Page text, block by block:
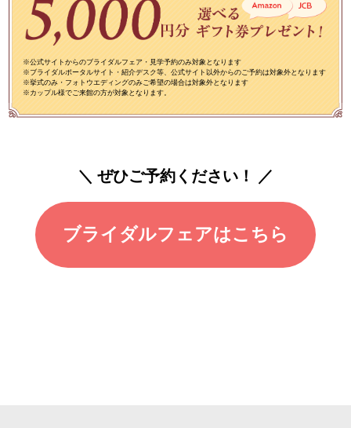
※公式サイトからのブライダルフェア・見学予約のみ対象となります
※ブライダルポータルサイト・紹介デスク等、公式サイト以外からのご予約は対象外となります
※挙式のみ・フォトウエディングのみご希望の場合は対象外となります
※カップル様でご来館の方が対象となります。
＼ ぜひご予約ください！ ／
ブライダルフェアはこちら